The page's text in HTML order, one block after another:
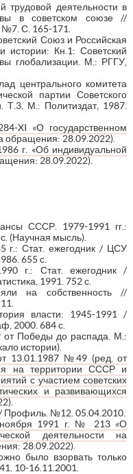
трудовой деятельности в
в советском союзе //
С. 165-171.
Союз и Российская
истории: Кн.1: Советский
глобализации. М.: РГГУ,
центрального комитета
партии Советского
Т.3. М.: Политиздат, 1987.
XI «О государственном
обращения: 28.09.2022).
г. «Об индивидуальной
28.09.2022).
СССР. 1979-1991 гг.:
(Научная мысль).
г.: Стат. ежегодник / ЦСУ
655 с.
г.: Стат. ежегодник /
1991. 752 с.
на собственность //
власти: 1945-1991 /
2000. 684 с.
Победы до распада. М.:
истории).
13.01.1987 №49 (ред. от
на территории СССР и
с участием советских
и развивающихся
Профиль. №12. 05.04.2010.
1991 г. № 213 «О
деятельности на
28.09.2022).
было взорвать только
10-16.11.2001.